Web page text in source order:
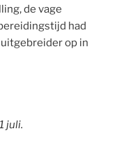
de vage
had
op in
juli.